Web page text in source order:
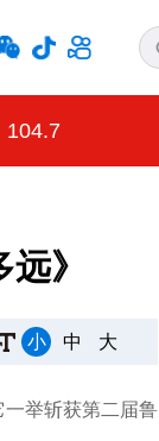
104.7
》
小 中 大
举斩获第二届鲁